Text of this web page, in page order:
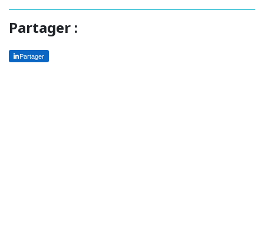
Partager :
Partager